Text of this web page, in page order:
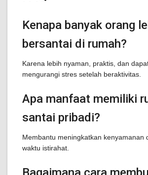
Kenapa banyak orang
bersantai di rumah?
Karena lebih nyaman, praktis, dan
mengurangi stres setelah beraktivitas.
Apa manfaat memiliki
santai pribadi?
Membantu meningkatkan kenyamanan
waktu istirahat.